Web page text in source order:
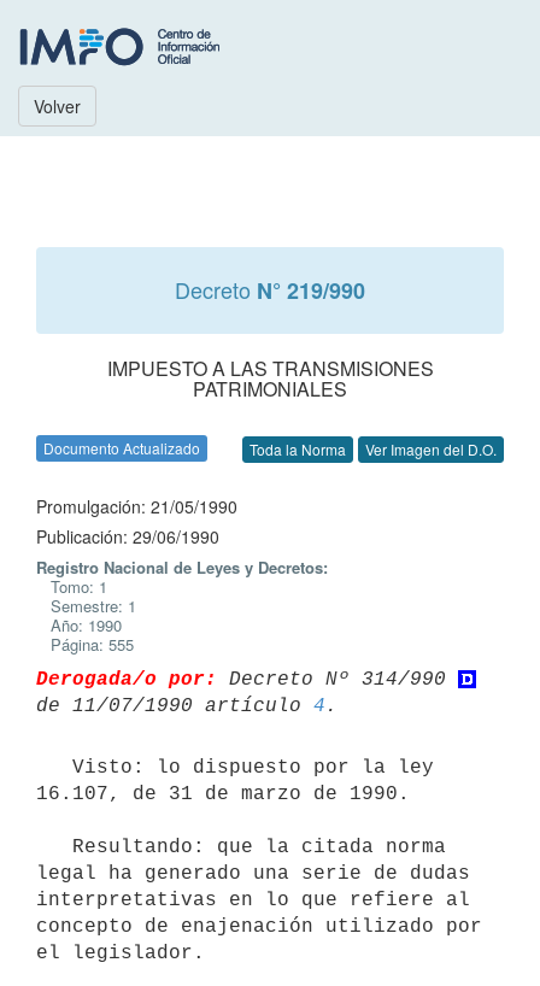
Volver
Decreto N° 219/990
IMPUESTO A LAS TRANSMISIONES
PATRIMONIALES
Documento Actualizado Toda la Norma Ver Imagen del D.O.
Promulgación: 21/05/1990
Publicación: 29/06/1990
Registro Nacional de Leyes y Decretos:
Tomo: 1
Semestre: 1
Año: 1990
Página: 555
Derogada/o por:
Decreto Nº 314/990
de 11/07/1990 artículo 4
16.107, de 31 de marzo de 1990.
legal ha generado una serie de dudas
interpretativas en lo que refiere al
concepto de enajenación utilizado por
el legislador.